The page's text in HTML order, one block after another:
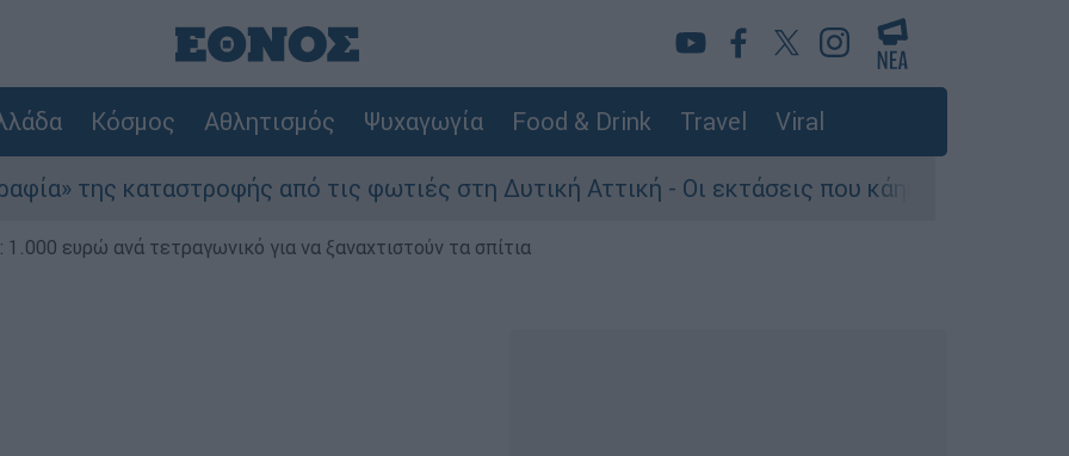
Κόσμος Αθλητισμός Ψυχαγωγία Food & Drink Travel Viral
καταστροφής από τις φωτιές στη Δυτική Αττική - Οι εκτάσεις που κάηκαν και η επόμενη μέρα
ευρώ ανά τετραγωνικό για να ξαναχτιστούν τα σπίτια